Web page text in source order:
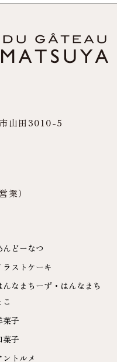
山田3010-5
業）
んどーなつ
ラストケーキ
んなまちーず・はんなまち
こ
菓子
菓子
ントルメ